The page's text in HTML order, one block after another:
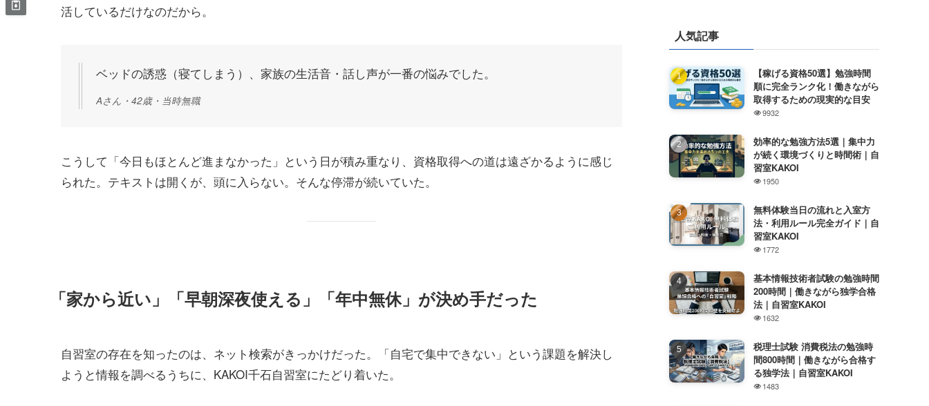
活しているだけなのだから。
ベッドの誘惑（寝てしまう）、家族の生活音・話し声が一番の悩みでした。
Aさん・42歳・当時無職
こうして「今日もほとんど進まなかった」という日が積み重なり、資格取得への道は遠ざかるように感じ
られた。テキストは開くが、頭に入らない。そんな停滞が続いていた。
「家から近い」「早朝深夜使える」「年中無休」が決め手だった
自習室の存在を知ったのは、ネット検索がきっかけだった。「自宅で集中できない」という課題を解決し
ようと情報を調べるうちに、KAKOI千石自習室にたどり着いた。
人気記事
【稼げる資格50選】勉強時間
順に完全ランク化！働きながら
取得するための現実的な目安
9932
効率的な勉強方法5選｜集中力
が続く環境づくりと時間術｜自
習室KAKOI
1950
無料体験当日の流れと入室方
法・利用ルール完全ガイド｜自
習室KAKOI
1772
基本情報技術者試験の勉強時間
200時間｜働きながら独学合格
法｜自習室KAKOI
1632
税理士試験 消費税法の勉強時
間800時間｜働きながら合格す
る独学法｜自習室KAKOI
1483